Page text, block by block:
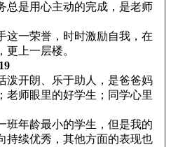
总是用心主动的完成，是老师
一荣誉，时时激励自我，在
更上一层楼。
开朗、乐于助人，是爸爸妈
老师眼里的好学生；同学心里
年龄最小的学生，但是我的
持续优秀，其他方面的表现也